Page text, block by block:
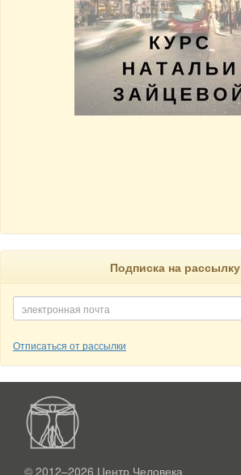
Подписка на рассылку
Отписаться от рассылки
© 2012–2026 Центр Человека